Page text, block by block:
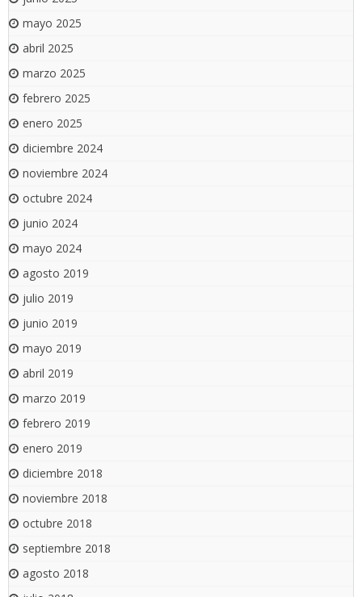
mayo 2025
abril 2025
marzo 2025
febrero 2025
enero 2025
diciembre 2024
noviembre 2024
octubre 2024
junio 2024
mayo 2024
agosto 2019
julio 2019
junio 2019
mayo 2019
abril 2019
marzo 2019
febrero 2019
enero 2019
diciembre 2018
noviembre 2018
octubre 2018
septiembre 2018
agosto 2018